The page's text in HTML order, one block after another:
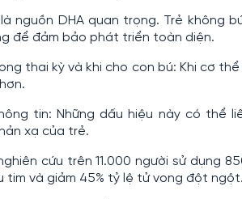
nguồn DHA quan trọng. Trẻ không
để đảm bảo phát triển toàn diện.
thai kỳ và khi cho con bú: Khi cơ
tin: Những dấu hiệu này có thể
xạ của trẻ.
cứu trên 11.000 người sử dụng
tim và giảm 45% tỷ lệ tử vong đột ngột.